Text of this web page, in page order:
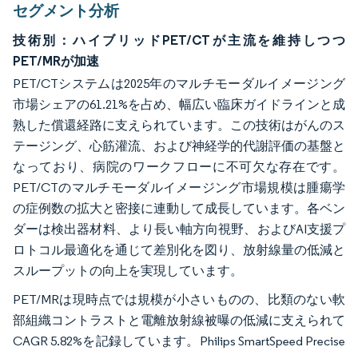
セグメント分析
技術別：ハイブリッドPET/CTが主流を維持しつつ
PET/MRが加速
PET/CTシステムは2025年のマルチモーダルイメージング
市場シェアの61.21%を占め、幅広い臨床ガイドラインと成
熟した償還経路に支えられています。この技術はがんのス
テージング、心筋灌流、および神経学的代謝評価の基盤と
なっており、病院のワークフローに不可欠な存在です。
PET/CTのマルチモーダルイメージング市場規模は腫瘍学
の症例数の拡大と密接に連動して成長しています。各ベン
ダーは検出器材料、より長い軸方向視野、およびAI支援プ
ロトコル最適化を通じて差別化を図り、放射線量の低減と
スループットの向上を実現しています。
PET/MRは現時点では規模が小さいものの、比類のない軟
部組織コントラストと電離放射線被曝の低減に支えられて
CAGR 5.82%を記録しています。Philips SmartSpeed Precise